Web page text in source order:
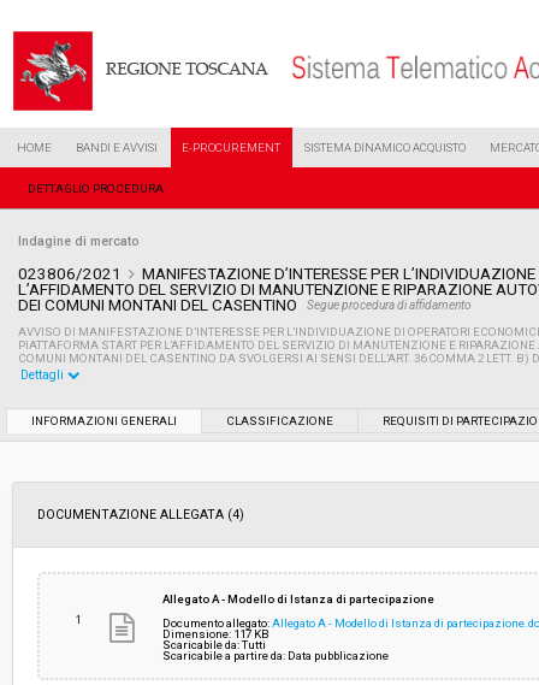
HOME BANDI E AVVISI E-PROCUREMENT SISTEMA DINAMICO ACQUISTO
DETTAGLIO PROCEDURA
Indagine di mercato
023806/2021
MANIFESTAZIONE D’INTERESSE PER
L’AFFIDAMENTO DEL SERVIZIO DI MANUTENZIONE E RIPARAZIONE
DEI COMUNI MONTANI DEL CASENTINO
Segue procedura di affidamento
AVVISO DI MANIFESTAZIONE D’INTERESSE PER L’INDIVIDUAZIONE DI OPERATORI
PIATTAFORMA START PER L’AFFIDAMENTO DEL SERVIZIO DI MANUTENZIONE E
COMUNI MONTANI DEL CASENTINO DA SVOLGERSI AI SENSI DELL’ART. 36 COMMA 2 LETT. B)
Svolgimento:
Importo (al netto dell’IVA):
Costi di sicurezza non soggetti a
ribasso (al netto dell’IVA):
Dettagli
INFORMAZIONI GENERALI CLASSIFICAZIONE REQUISITI DI
DOCUMENTAZIONE ALLEGATA (4)
1
Allegato A - Modello di Istanza di partecipazione
Documento allegato:Allegato A - Modello di Istanza di
Dimensione: 117 KB
Scaricabile da: Tutti
Scaricabile a partire da: Data pubblicazione